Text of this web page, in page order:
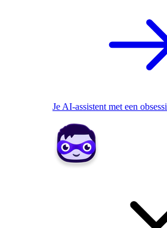
Je AI-assistent met een